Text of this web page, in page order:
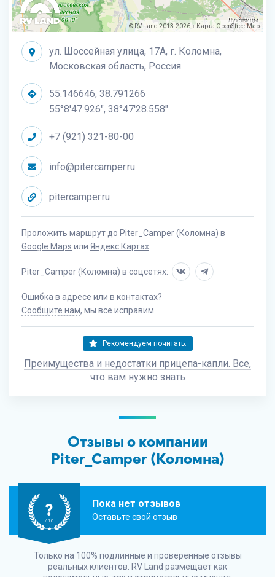
© RV Land 2013-2026 | Карта OpenStreetMap
ул. Шоссейная улица, 17А, г. Коломна,
Московская область, Россия
55.146646, 38.791266
55°8'47.926", 38°47'28.558"
+7 (921) 321-80-00
info@pitercamper.ru
pitercamper.ru
Проложить маршрут до Piter_Camper (Коломна) в
Google Maps или Яндекс.Картах
Piter_Camper (Коломна) в соцсетях:
Ошибка в адресе или в контактах?
Сообщите нам, мы всё исправим
Рекомендуем почитать:
Преимущества и недостатки прицепа-капли. Все,
что вам нужно знать
Отзывы о компании
Piter_Camper (Коломна)
?
/ 10
Пока нет отзывов
Оставьте свой отзыв
Только на 100% подлинные и проверенные отзывы
реальных клиентов. RV Land размещает как